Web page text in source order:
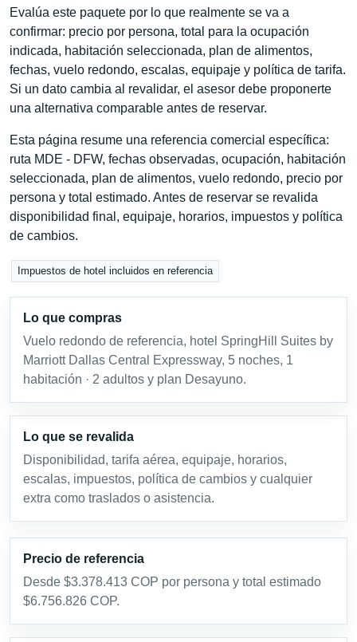
Evalúa este paquete por lo que realmente se va a
confirmar: precio por persona, total para la ocupación
indicada, habitación seleccionada, plan de alimentos,
fechas, vuelo redondo, escalas, equipaje y política de tarifa.
Si un dato cambia al revalidar, el asesor debe proponerte
una alternativa comparable antes de reservar.
Esta página resume una referencia comercial específica:
ruta MDE - DFW, fechas observadas, ocupación, habitación
seleccionada, plan de alimentos, vuelo redondo, precio por
persona y total estimado. Antes de reservar se revalida
disponibilidad final, equipaje, horarios, impuestos y política
de cambios.
Impuestos de hotel incluidos en referencia
Lo que compras
Vuelo redondo de referencia, hotel SpringHill Suites by
Marriott Dallas Central Expressway, 5 noches, 1
habitación · 2 adultos y plan Desayuno.
Lo que se revalida
Disponibilidad, tarifa aérea, equipaje, horarios,
escalas, impuestos, política de cambios y cualquier
extra como traslados o asistencia.
Precio de referencia
Desde $3.378.413 COP por persona y total estimado
$6.756.826 COP.